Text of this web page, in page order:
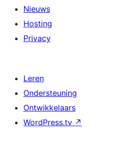
Nieuws
Hosting
Privacy
Leren
Ondersteuning
Ontwikkelaars
WordPress.tv ↗